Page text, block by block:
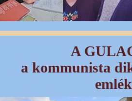
A
a kommunista